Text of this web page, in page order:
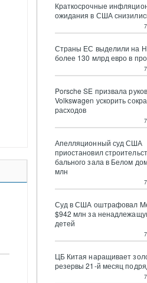
Краткосрочные
ожидания в США
Страны ЕС выделили на
более 130 млрд евро в
Porsche SE призвала
Volkswagen ускорить
расходов
Апелляционный суд США
приостановил
бального зала в Белом
млн
Суд в США оштрафовал
$942 млн за
детей
ЦБ Китая наращивает
резервы 21-й месяц